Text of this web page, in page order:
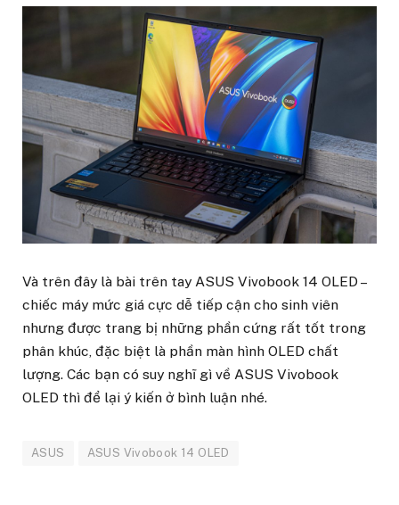
Và trên đây là bài trên tay ASUS Vivobook 14 OLED –
chiếc máy mức giá cực dễ tiếp cận cho sinh viên
nhưng được trang bị những phần cứng rất tốt trong
phân khúc, đặc biệt là phần màn hình OLED chất
lượng. Các bạn có suy nghĩ gì về ASUS Vivobook
OLED thì để lại ý kiến ở bình luận nhé.
ASUS ASUS Vivobook 14 OLED